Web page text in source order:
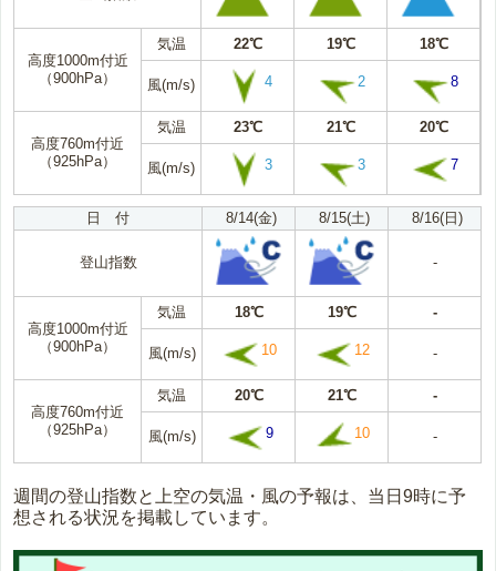
高度1000m付近
（900hPa）
気温 22℃ 19℃ 18℃
風(m/s) 4 2 8
高度760m付近
（925hPa）
気温 23℃ 21℃ 20℃
風(m/s) 3 3 7
日 付 8/14(金) 8/15(土) 8/16(日)
登山指数 -
高度1000m付近
（900hPa）
気温 18℃ 19℃ -
風(m/s) 10 12 -
高度760m付近
（925hPa）
気温 20℃ 21℃ -
風(m/s) 9 10 -
週間の登山指数と上空の気温・風の予報は、当日9時に予
想される状況を掲載しています。